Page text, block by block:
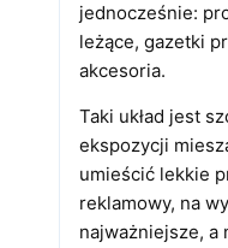
jednocześnie:
leżące, gazetki
akcesoria.
Taki układ jest
ekspozycji
umieścić lekkie
reklamowy, na
najważniejsze, a